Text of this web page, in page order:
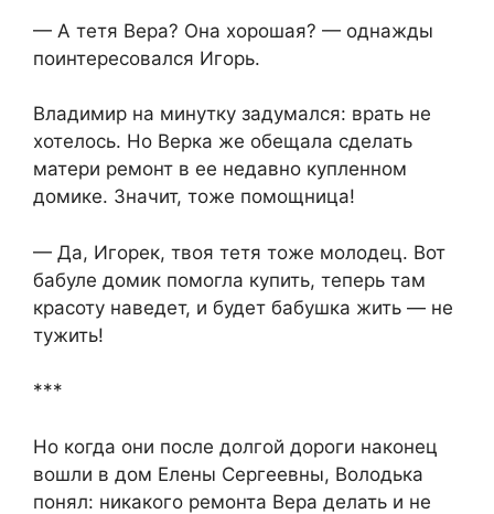
— А тетя Вера? Она хорошая? — однажды
поинтересовался Игорь.
Владимир на минутку задумался: врать не
хотелось. Но Верка же обещала сделать
матери ремонт в ее недавно купленном
домике. Значит, тоже помощница!
— Да, Игорек, твоя тетя тоже молодец. Вот
бабуле домик помогла купить, теперь там
красоту наведет, и будет бабушка жить — не
тужить!
***
Но когда они после долгой дороги наконец
вошли в дом Елены Сергеевны, Володька
понял: никакого ремонта Вера делать и не